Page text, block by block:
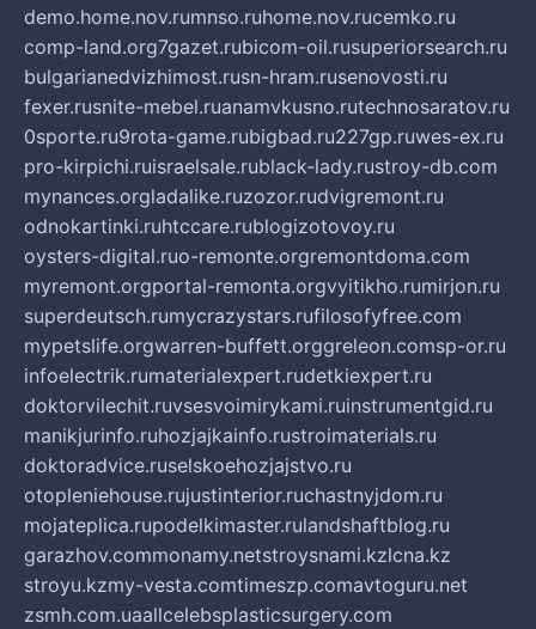
demo.home.nov.rumnso.ruhome.nov.rucemko.ru
comp-land.org7gazet.rubicom-oil.rusuperiorsearch.ru
bulgarianedvizhimost.rusn-hram.rusenovosti.ru
fexer.rusnite-mebel.ruanamvkusno.rutechnosaratov.ru
0sporte.ru9rota-game.rubigbad.ru227gp.ruwes-ex.ru
pro-kirpichi.ruisraelsale.rublack-lady.rustroy-db.com
mynances.orgladalike.ruzozor.rudvigremont.ru
odnokartinki.ruhtccare.rublogizotovoy.ru
oysters-digital.ruo-remonte.orgremontdoma.com
myremont.orgportal-remonta.orgvyitikho.rumirjon.ru
superdeutsch.rumycrazystars.rufilosofyfree.com
mypetslife.orgwarren-buffett.orggreleon.comsp-or.ru
infoelectrik.rumaterialexpert.rudetkiexpert.ru
doktorvilechit.ruvsesvoimirykami.ruinstrumentgid.ru
manikjurinfo.ruhozjajkainfo.rustroimaterials.ru
doktoradvice.ruselskoehozjajstvo.ru
otopleniehouse.rujustinterior.ruchastnyjdom.ru
mojateplica.rupodelkimaster.rulandshaftblog.ru
garazhov.commonamy.netstroysnami.kzlcna.kz
stroyu.kzmy-vesta.comtimeszp.comavtoguru.net
zsmh.com.uaallcelebsplasticsurgery.com